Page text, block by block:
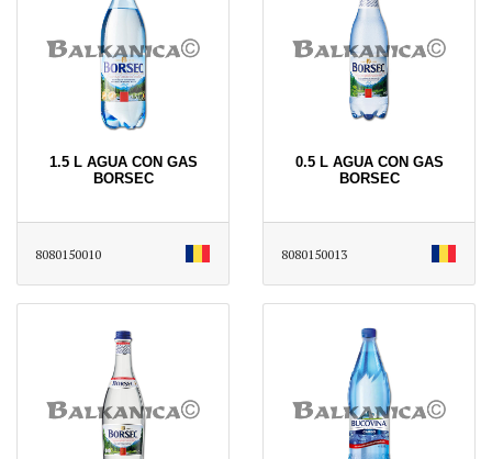
1.5 L AGUA CON GAS
BORSEC
8080150010
0.5 L AGUA CON GAS
BORSEC
8080150013